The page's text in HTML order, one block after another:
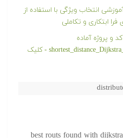
انتخاب ویژگی با استفاده از
فرا ابتکاری و تکاملی
کد و پروژه آماده
shortest_distance_Dijkstra_algorithm.m - کلیک
best routs found with